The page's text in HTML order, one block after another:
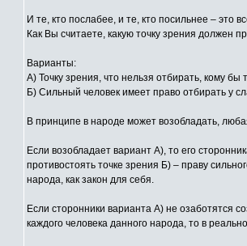
И те, кто послабее, и те, кто посильнее – это
Как Вы считаете, какую точку зрения должен
Варианты:
А) Точку зрения, что нельзя отбирать, кому
Б) Сильный человек имеет право отбирать у
В принципе в народе может возобладать,
Если возобладает вариант А), то его
противостоять точке зрения Б) – праву
народа, как закон для себя.
Если сторонники варианта А) не озаботятся
каждого человека данного народа, то в